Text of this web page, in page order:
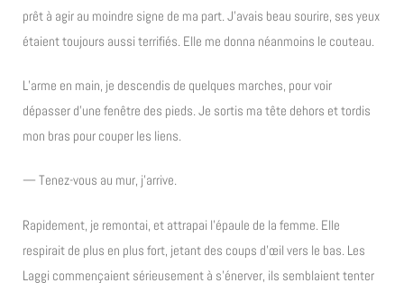
prêt à agir au moindre signe de ma part. J’avais beau sourire, ses yeux
étaient toujours aussi terrifiés. Elle me donna néanmoins le couteau.
L’arme en main, je descendis de quelques marches, pour voir
dépasser d’une fenêtre des pieds. Je sortis ma tête dehors et tordis
mon bras pour couper les liens.
— Tenez-vous au mur, j’arrive.
Rapidement, je remontai, et attrapai l’épaule de la femme. Elle
respirait de plus en plus fort, jetant des coups d’œil vers le bas. Les
Laggi commençaient sérieusement à s’énerver, ils semblaient tenter